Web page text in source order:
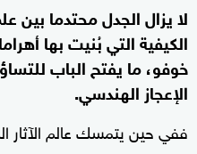
لا يزال الجدل محتدما بين
الكيفية التي بُنيت بها
خوفو، ما يفتح الباب
الإعجاز الهندسي.
ففي حين يتمسك عالم الآثار